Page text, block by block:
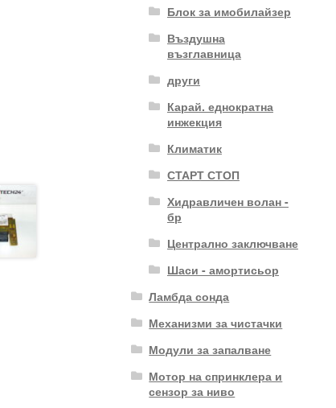
Блок за имобилайзер
Въздушна
възглавница
други
Карай. еднократна
инжекция
Климатик
СТАРТ СТОП
Хидравличен волан -
бр
Централно заключване
Шаси - амортисьор
Ламбда сонда
Механизми за чистачки
Модули за запалване
Мотор на спринклера и
сензор за ниво